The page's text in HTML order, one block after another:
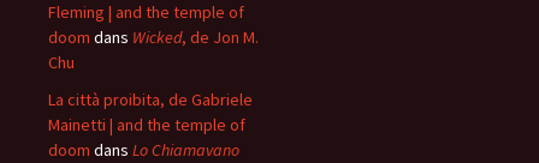
Fleming | and the temple of
doom dans Wicked, de Jon M.
Chu
La città proibita, de Gabriele
Mainetti | and the temple of
doom dans Lo Chiamavano